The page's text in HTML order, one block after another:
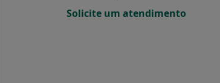
Solicite um atendimento